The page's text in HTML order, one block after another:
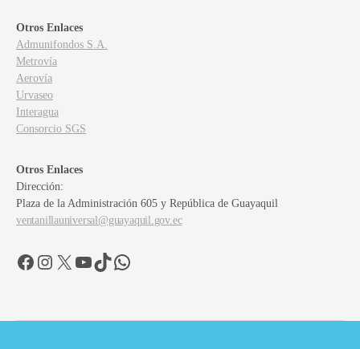
Otros Enlaces
Admunifondos S.A.
Metrovía
Aerovía
Urvaseo
Interagua
Consorcio SGS
Otros Enlaces
Dirección:
Plaza de la Administración 605 y República de Guayaquil
ventanillauniversal@guayaquil.gov.ec
FacebookInstagram
X YouTube
TikTokWhatsApp